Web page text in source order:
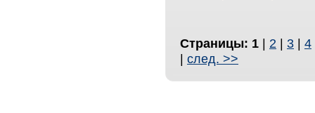
Страницы: 1 | 2 | 3 | 4
| след. >>